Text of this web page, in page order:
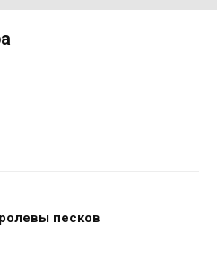
песков